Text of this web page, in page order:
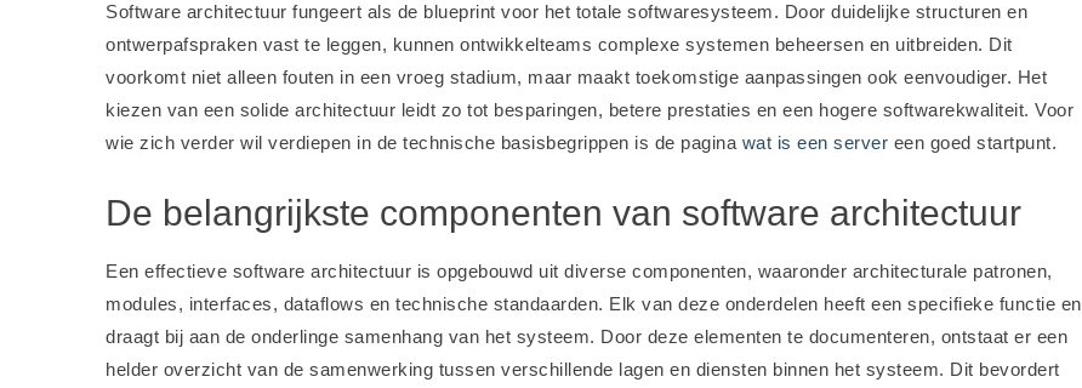
Software architectuur fungeert als de blueprint voor het totale softwaresysteem. Door duidelijke structuren en
ontwerpafspraken vast te leggen, kunnen ontwikkelteams complexe systemen beheersen en uitbreiden. Dit
voorkomt niet alleen fouten in een vroeg stadium, maar maakt toekomstige aanpassingen ook eenvoudiger. Het
kiezen van een solide architectuur leidt zo tot besparingen, betere prestaties en een hogere softwarekwaliteit. Voor
wie zich verder wil verdiepen in de technische basisbegrippen is de pagina wat is een server een goed startpunt.
De belangrijkste componenten van software architectuur
Een effectieve software architectuur is opgebouwd uit diverse componenten, waaronder architecturale patronen,
modules, interfaces, dataflows en technische standaarden. Elk van deze onderdelen heeft een specifieke functie en
draagt bij aan de onderlinge samenhang van het systeem. Door deze elementen te documenteren, ontstaat er een
helder overzicht van de samenwerking tussen verschillende lagen en diensten binnen het systeem. Dit bevordert